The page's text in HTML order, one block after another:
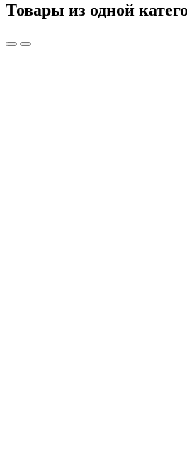
Товары из одной